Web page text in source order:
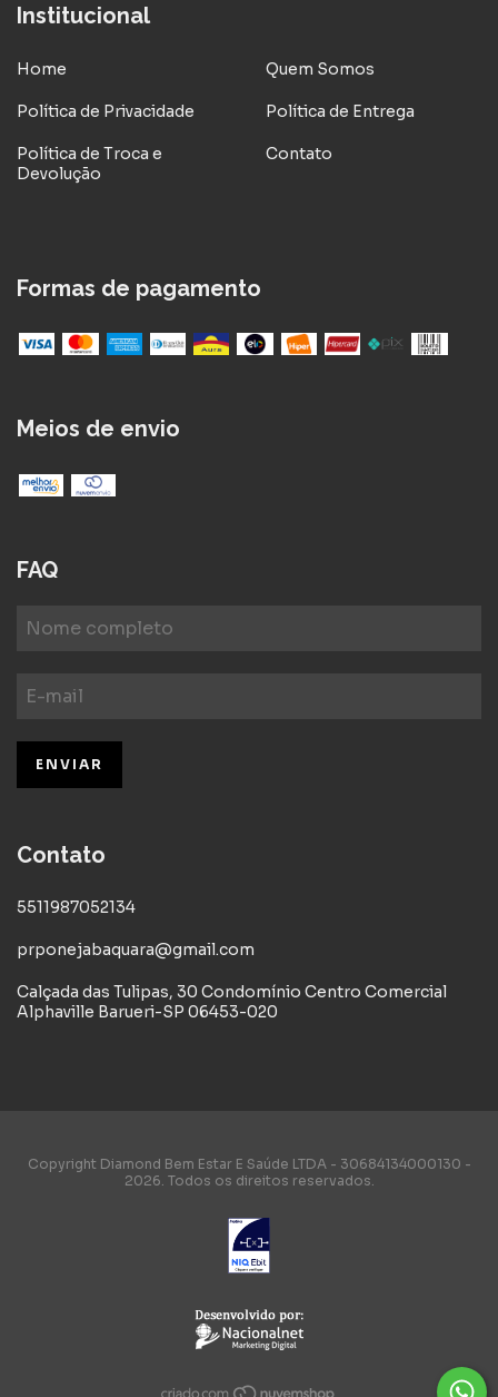
Institucional
Home Quem Somos
Política de Privacidade Política de Entrega
Política de Troca e
Devolução
Contato
Formas de pagamento
Meios de envio
FAQ
Contato
5511987052134
prponejabaquara@gmail.com
Calçada das Tulipas, 30 Condomínio Centro Comercial
Alphaville Barueri-SP 06453-020
Copyright Diamond Bem Estar E Saúde LTDA - 30684134000130 -
2026. Todos os direitos reservados.